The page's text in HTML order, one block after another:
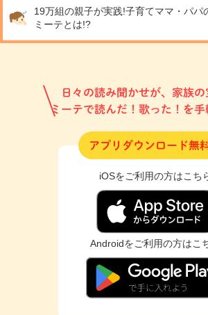
19万組の親子が実践!子育てママ・パパ
ミーテとは!?
日々の読み聞かせが、家族
ミーテで読んだ！歌った！を
アプリダウンロード無
iOSをご利用の方はこち
Androidをご利用の方はこ